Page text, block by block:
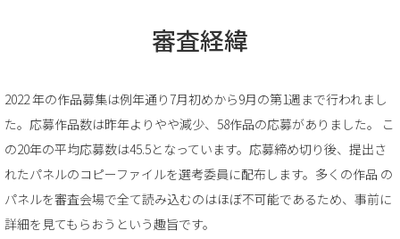
審査経緯
2022 年の作品募集は例年通り7月初めから9月の第1週まで行われまし
た。応募作品数は昨年よりやや減少、58作品の応募がありました。 こ
の20年の平均応募数は45.5となっています。応募締め切り後、提出さ
れたパネルのコピーファイルを選考委員に配布します。多くの作品 の
パネルを審査会場で全て読み込むのはほぼ不可能であるため、事前に
詳細を見てもらおうという趣旨です。